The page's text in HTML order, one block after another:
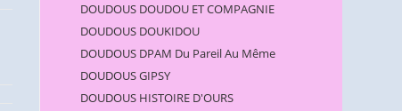
DOUDOUS DOUDOU ET COMPAGNIE
DOUDOUS DOUKIDOU
DOUDOUS DPAM Du Pareil Au Même
DOUDOUS GIPSY
DOUDOUS HISTOIRE D'OURS